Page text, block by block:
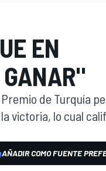
EN
de Turquía
victoria, lo cual
AÑADIR COMO FUENTE